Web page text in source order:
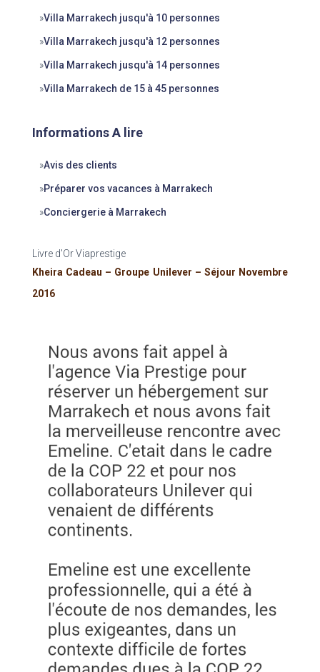
»Villa Marrakech jusqu'à 10 personnes
»Villa Marrakech jusqu'à 12 personnes
»Villa Marrakech jusqu'à 14 personnes
»Villa Marrakech de 15 à 45 personnes
Informations A lire
»Avis des clients
»Préparer vos vacances à Marrakech
»Conciergerie à Marrakech
Livre d'Or Viaprestige
Kheira Cadeau – Groupe Unilever – Séjour Novembre
2016